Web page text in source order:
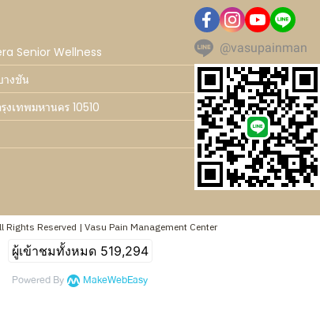
Senior Wellness
งชัน
งเทพมหานคร 10510
@vasupainman
Rights Reserved | Vasu Pain Management Center
ผู้เข้าชมทั้งหมด 519,294
Powered By MakeWebEasy